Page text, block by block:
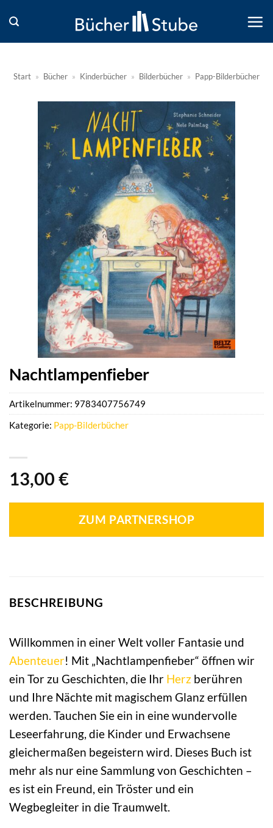
Inhalt
springen
Start » Bücher » Kinderbücher » Bilderbücher » Papp-Bilderbücher
Nachtlampenfieber
13,00 €
ZUM PARTNERSHOP
Artikelnummer: 9783407756749
Kategorie: Papp-Bilderbücher
BESCHREIBUNG
Willkommen in einer Welt voller Fantasie und
Abenteuer! Mit „Nachtlampenfieber“ öffnen wir
ein Tor zu Geschichten, die Ihr Herz berühren
und Ihre Nächte mit magischem Glanz erfüllen
werden. Tauchen Sie ein in eine wundervolle
Leseerfahrung, die Kinder und Erwachsene
gleichermaßen begeistern wird. Dieses Buch ist
mehr als nur eine Sammlung von Geschichten –
es ist ein Freund, ein Tröster und ein
Wegbegleiter in die Traumwelt.